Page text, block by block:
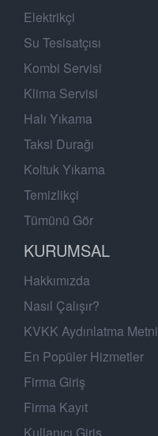
Elektrikçi
Su Tesisatçısı
Kombi Servisi
Klima Servisi
Halı Yıkama
Taksi Durağı
Koltuk Yıkama
Temizlikçi
Tümünü Gör
KURUMSAL
Hakkımızda
Nasıl Çalışır?
KVKK Aydınlatma
En Popüler Hizmetler
Firma Giriş
Firma Kayıt